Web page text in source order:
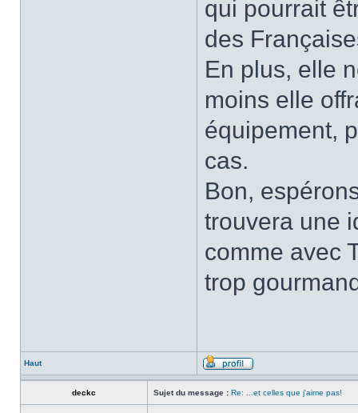
qui pourrait
des
En plus, elle
moins elle
équipement,
cas.
Bon,
trouvera une
comme avec
trop
Haut
deckc Sujet du message : Re: ...et celles que j'aime pas!